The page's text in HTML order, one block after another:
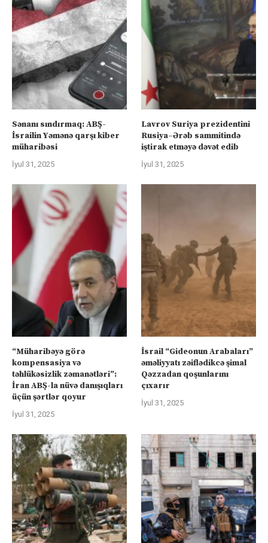
Sənanı sındırmaq: ABŞ-
İsrailin Yəmənə qarşı kiber
müharibəsi
İyul 31, 2025
Lavrov Suriya prezidentini
Rusiya–Ərəb sammitində
iştirak etməyə dəvət edib
İyul 31, 2025
“Müharibəyə görə
kompensasiya və
təhlükəsizlik zəmanətləri”:
İran ABŞ-la nüvə danışıqları
üçün şərtlər qoyur
İyul 31, 2025
İsrail “Gideonun Arabaları”
əməliyyatı zəiflədikcə şimal
Qəzzadan qoşunlarını
çıxarır
İyul 31, 2025